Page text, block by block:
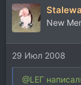
New
29 Июл 2008
@LEГ